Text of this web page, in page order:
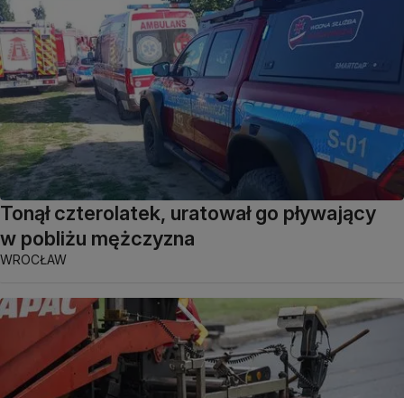
Tonął czterolatek, uratował go pływający
w pobliżu mężczyzna
WROCŁAW